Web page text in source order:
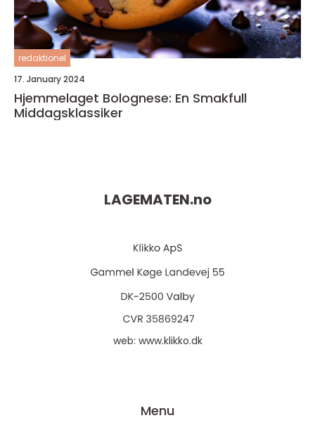
redaktionel
17. January 2024
Hjemmelaget Bolognese: En Smakfull
Middagsklassiker
LAGEMATEN.no
web: www.klikko.dk
Menu